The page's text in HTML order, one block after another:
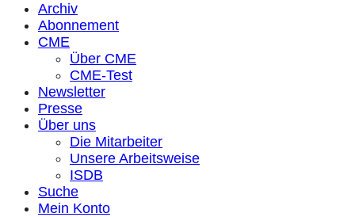
Archiv
Abonnement
CME
Über CME
CME-Test
Newsletter
Presse
Über uns
Die Mitarbeiter
Unsere Arbeitsweise
ISDB
Suche
Mein Konto